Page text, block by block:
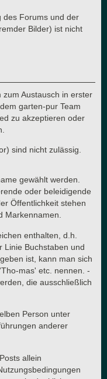
des Forums und der
Bilder) ist nicht
Austausch in erster
garten-pur Team
zu akzeptieren oder
sind nicht zulässig.
gewählt werden.
oder beleidigende
Öffentlichkeit stehen
Markennamen.
enthalten, d.h.
Linie Buchstaben und
ist, kann man sich
mas' etc. nennen. -
die ausschließlich
Person unter
anderer
allein